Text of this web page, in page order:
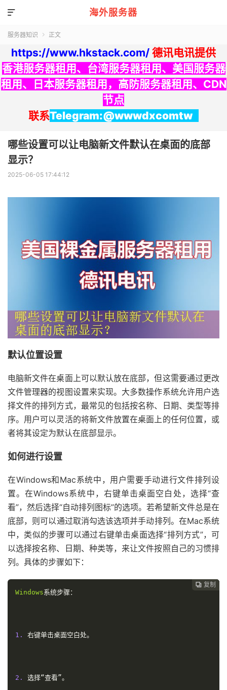
海外服务器

服务器知识  正文
https://www.hkstack.com/ 德讯电讯提供
香港服务器租用、 台湾服务器租用、 美国服务器
租用、 日本服务器租用 ， 高防服务器租用、 CDN
节点
联系Telegram:@wwwdxcomtw
哪些设置可以让电脑新文件默认在桌面的底部
显示？
2025-06-05 17:44:12
默认位置设置
电脑新文件在桌面上可以默认放在底部，但这需要通过更改
文件管理器的视图设置来实现。大多数操作系统允许用户选
择文件的排列方式，最常见的包括按名称、日期、类型等排
序。用户可以灵活的将新文件放置在桌面上的任何位置，或
者将其设定为默认在底部显示。
如何进行设置
在Windows和Mac系统中，用户需要手动进行文件排列设
置。在Windows系统中，右键单击桌面空白处，选择“查
看”，然后选择“自动排列图标”的选项。若希望新文件总是在
底部，则可以通过取消勾选该选项并手动排列。在Mac系统
中，类似的步骤可以通过右键单击桌面选择“排列方式”，可
以选择按名称、日期、种类等，来让文件按照自己的习惯排
列。具体的步骤如下：
 复制
 复制
 复制
Windows系统步骤：
1. 右键单击桌面空白处。
2. 选择“查看”。